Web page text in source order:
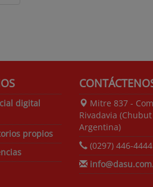
digital
propios
Mitre 837 -
Rivadavia
Argentina)
(0297) 446-4444